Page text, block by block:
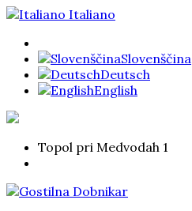
Italiano
Slovenščina
Deutsch
English
Topol pri Medvodah 1